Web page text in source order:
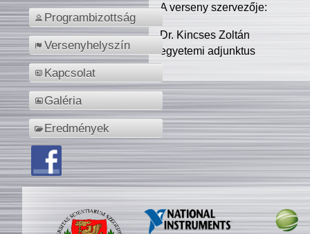
Programbizottság
Versenyhelyszín
Kapcsolat
Galéria
Eredmények
A verseny szervezője:
Dr. Kincses Zoltán
egyetemi adjunktus